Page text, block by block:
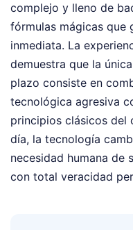
complejo y lleno de
fórmulas mágicas que
inmediata. La
demuestra que la
plazo consiste en
tecnológica agresiva
principios clásicos
día, la tecnología
necesidad humana de
con total veracidad